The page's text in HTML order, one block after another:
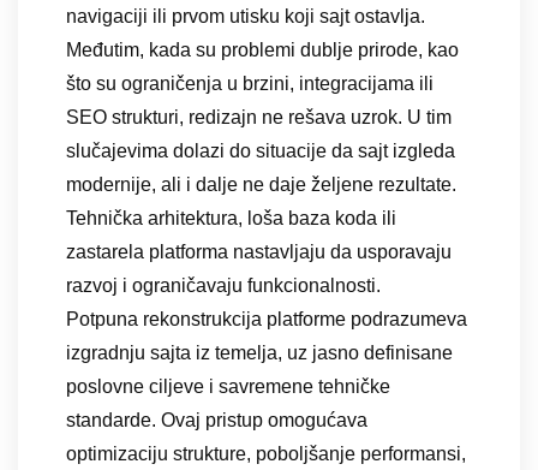
navigaciji ili prvom utisku koji sajt ostavlja.
Međutim, kada su problemi dublje prirode, kao
što su ograničenja u brzini, integracijama ili
SEO strukturi, redizajn ne rešava uzrok. U tim
slučajevima dolazi do situacije da sajt izgleda
modernije, ali i dalje ne daje željene rezultate.
Tehnička arhitektura, loša baza koda ili
zastarela platforma nastavljaju da usporavaju
razvoj i ograničavaju funkcionalnosti.
Potpuna rekonstrukcija platforme podrazumeva
izgradnju sajta iz temelja, uz jasno definisane
poslovne ciljeve i savremene tehničke
standarde. Ovaj pristup omogućava
optimizaciju strukture, poboljšanje performansi,